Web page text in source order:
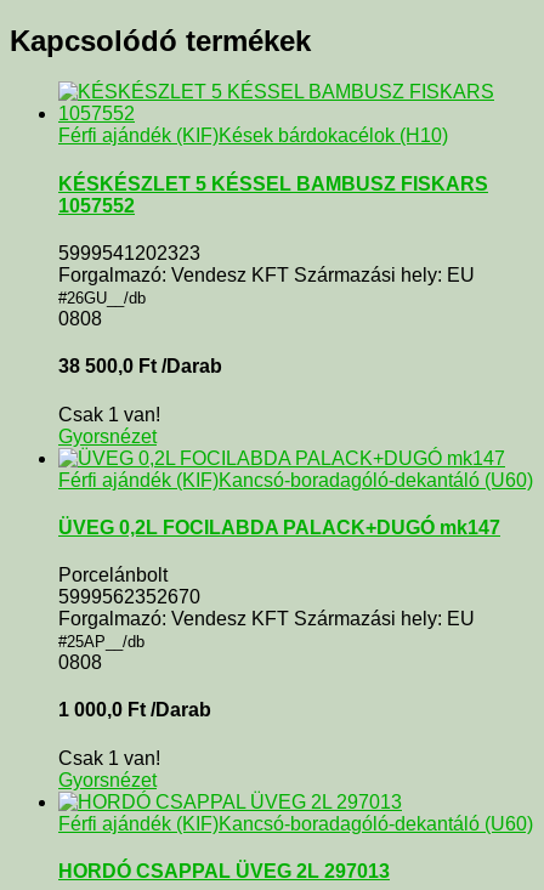
Kapcsolódó termékek
Férfi ajándék (KIF)Kések bárdokacélok (H10)
KÉSKÉSZLET 5 KÉSSEL BAMBUSZ FISKARS
1057552
5999541202323
Forgalmazó: Vendesz KFT Származási hely: EU
#26GU__/db
0808
38 500,0 Ft /Darab
Csak 1 van!
Gyorsnézet
Férfi ajándék (KIF)Kancsó-boradagóló-dekantáló (U60)
ÜVEG 0,2L FOCILABDA PALACK+DUGÓ mk147
Porcelánbolt
5999562352670
Forgalmazó: Vendesz KFT Származási hely: EU
#25AP__/db
0808
1 000,0 Ft /Darab
Csak 1 van!
Gyorsnézet
Férfi ajándék (KIF)Kancsó-boradagóló-dekantáló (U60)
HORDÓ CSAPPAL ÜVEG 2L 297013